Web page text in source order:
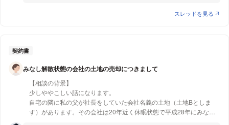
いるのは老夫婦で終活をしているんだと逆ギレされまして。
ただ言いに行った直後、半年間は静かになり(静かにもできるのに)、
また断続的な騒音が再発です。
コンシェルジュ、管理会社、やるべきことはやっていますが、個人間
には干渉しないらしく(いくらマンション規約を破って報告なしにDIY
などをやっているとしても)、頼りにはなりません。
他の投稿をご覧になったとのことで、ご存知のことであるかもしれ
ラジオなどの音を異常に大きく出して静穏を害し近隣に迷惑をかけ
た者」は「拘留または科料に処する」と定められており、警察から
の注意には一定の効果が期待できると思います。 以上ご参考にな
れば幸いです。
スレッドを見る
契約書
みなし解散状態の会社の土地の売却につきまして
【相談の背景】
少しややこしい話になります。
自宅の隣に私の父が社長をしていた会社名義の土地（土地Bとしま
す）があります。その会社は20年近く休眠状態で平成28年にみなし